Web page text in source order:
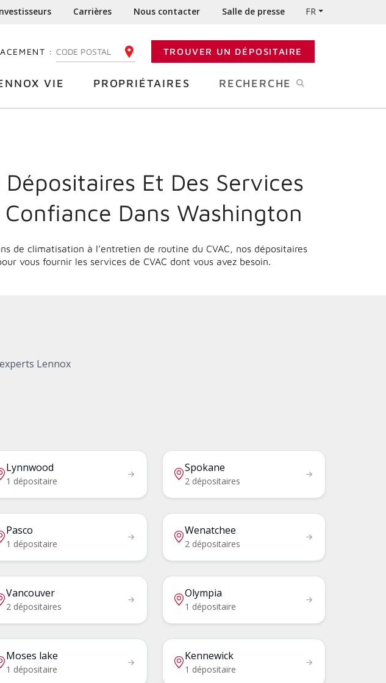
Carrières Nous contacter Salle de presse FR
: ENTREZ VOTRE CODE POSTALTROUVER UN DÉPOSITAIRE
VIE PROPRIÉTAIRES RECHERCHE
Et Des Services
Confiance Dans Washington
de climatisation à l’entretien de routine du CVAC, nos dépositaires
vous fournir les services de CVAC dont vous avez besoin.
Lennox
Lynnwood
1 dépositaire
Spokane
2 dépositaires
Pasco
1 dépositaire
Wenatchee
2 dépositaires
Vancouver
2 dépositaires
Olympia
1 dépositaire
Moses lake
1 dépositaire
Kennewick
1 dépositaire